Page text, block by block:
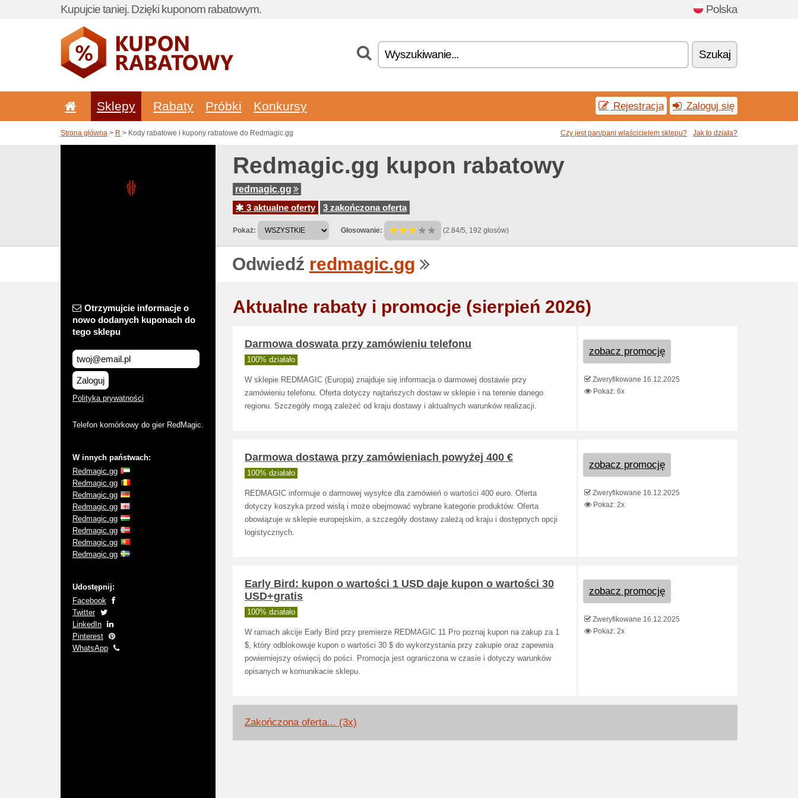
Kupujcie taniej. Dzięki kuponom rabatowym. Polska
Szukaj
Sklepy Rabaty Próbki Konkursy Rejestracja Zaloguj się
Strona główna > R > Kody rabatowe i kupony rabatowe do Redmagic.gg Czy jest pan/pani wlaścicielem sklepu? Jak to działa?
Redmagic.gg kupon rabatowy
redmagic.gg
3 aktualne oferty
3 zakończona oferta
Pokaż: Głosowanie: (2.84/5, 192 głosów)
Odwiedź redmagic.gg
Otrzymujcie informacje o
nowo dodanych kuponach do
tego sklepu
Zaloguj
Polityka prywatności
Telefon komórkowy do gier RedMagic.
W innych państwach:
Redmagic.gg
Redmagic.gg
Redmagic.gg
Redmagic.gg
Redmagic.gg
Redmagic.gg
Redmagic.gg
Redmagic.gg
Udostępnij:
Facebook
Twitter
LinkedIn
Pinterest
WhatsApp
Aktualne rabaty i promocje (sierpień 2026)
Darmowa doswata przy zamówieniu telefonu
100% działało
W sklepie REDMAGIC (Europa) znajduje się informacja o darmowej dostawie przy
zamówieniu telefonu. Oferta dotyczy najtańszych dostaw w sklepie i na terenie danego
regionu. Szczegóły mogą zależeć od kraju dostawy i aktualnych warunków realizacji.
zobacz promocję
Zweryfikowane 16.12.2025
Pokaż: 6x
Darmowa dostawa przy zamówieniach powyżej 400 €
100% działało
REDMAGIC informuje o darmowej wysyłce dla zamówień o wartości 400 euro. Oferta
dotyczy koszyka przed wisłą i może obejmować wybrane kategorie produktów. Oferta
obowiązuje w sklepie europejskim, a szczegóły dostawy zależą od kraju i dostępnych opcji
logistycznych.
zobacz promocję
Zweryfikowane 16.12.2025
Pokaż: 2x
Early Bird: kupon o wartości 1 USD daje kupon o wartości 30
USD+gratis
100% działało
W ramach akcije Early Bird przy premierze REDMAGIC 11 Pro poznaj kupon na zakup za 1
$, który odblokowuje kupon o wartości 30 $ do wykorzystania przy zakupie oraz zapewnia
powierniejszy oświęcij do pości. Promocja jest ograniczona w czasie i dotyczy warunków
opisanych w komunikacie sklepu.
zobacz promocję
Zweryfikowane 16.12.2025
Pokaż: 2x
Zakończona oferta... (3x)